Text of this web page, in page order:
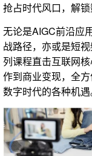
抢占时代风口，解
无论是AIGC前沿应
战路径，亦或是短
列课程直击互联网
作到商业变现，全
数字时代的各种机遇